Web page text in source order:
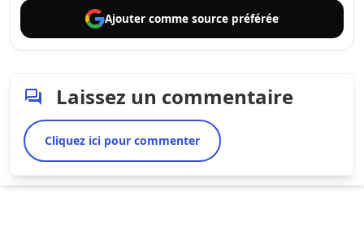
Ajouter comme source préférée
Laissez un commentaire
Cliquez ici pour commenter